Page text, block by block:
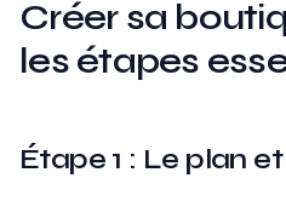
Créer sa
les étapes
Étape 1 : Le plan